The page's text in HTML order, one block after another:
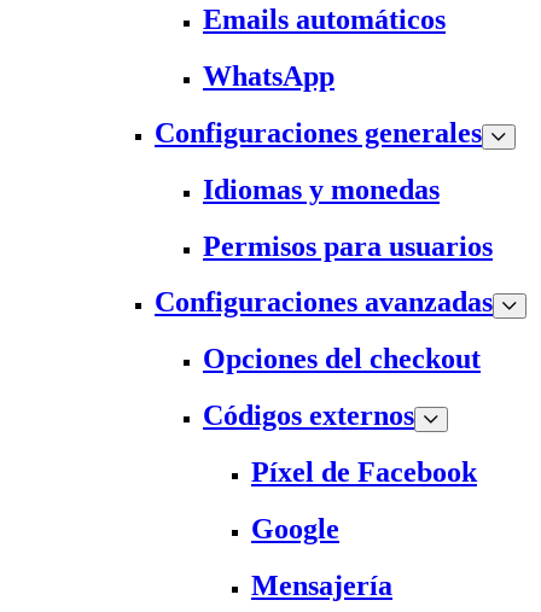
Emails automáticos
WhatsApp
Configuraciones generales
Idiomas y monedas
Permisos para usuarios
Configuraciones avanzadas
Opciones del checkout
Códigos externos
Píxel de Facebook
Google
Mensajería